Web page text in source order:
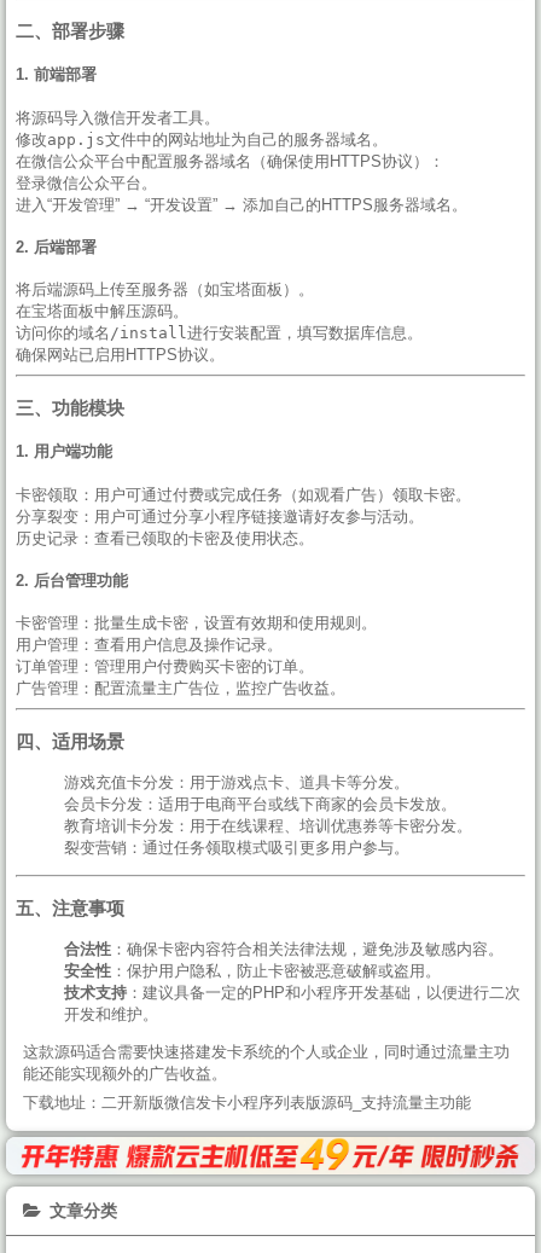
二、部署步骤
1. 前端部署
将源码导入微信开发者工具。
修改app.js文件中的网站地址为自己的服务器域名。
在微信公众平台中配置服务器域名（确保使用HTTPS协议）：
登录微信公众平台。
进入“开发管理” → “开发设置” → 添加自己的HTTPS服务器域名。
2. 后端部署
将后端源码上传至服务器（如宝塔面板）。
在宝塔面板中解压源码。
访问你的域名/install进行安装配置，填写数据库信息。
确保网站已启用HTTPS协议。
三、功能模块
1. 用户端功能
卡密领取：用户可通过付费或完成任务（如观看广告）领取卡密。
分享裂变：用户可通过分享小程序链接邀请好友参与活动。
历史记录：查看已领取的卡密及使用状态。
2. 后台管理功能
卡密管理：批量生成卡密，设置有效期和使用规则。
用户管理：查看用户信息及操作记录。
订单管理：管理用户付费购买卡密的订单。
广告管理：配置流量主广告位，监控广告收益。
四、适用场景
游戏充值卡分发：用于游戏点卡、道具卡等分发。
会员卡分发：适用于电商平台或线下商家的会员卡发放。
教育培训卡分发：用于在线课程、培训优惠券等卡密分发。
裂变营销：通过任务领取模式吸引更多用户参与。
五、注意事项
合法性 ：确保卡密内容符合相关法律法规，避免涉及敏感内容。
安全性 ：保护用户隐私，防止卡密被恶意破解或盗用。
技术支持 ：建议具备一定的PHP和小程序开发基础，以便进行二次
开发和维护。
这款源码适合需要快速搭建发卡系统的个人或企业，同时通过流量主功
能还能实现额外的广告收益。
下载地址：二开新版微信发卡小程序列表版源码_支持流量主功能
文章分类